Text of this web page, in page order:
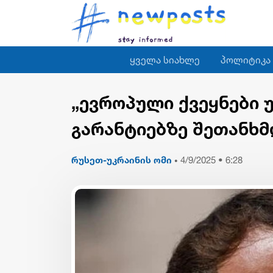
ყველა სიახლე პოლიტიკა
„ევროპული ქვეყნები
გარანტიებზე
რუსეთ-უკრაინის ომი • 4/9/2025 • 6:28